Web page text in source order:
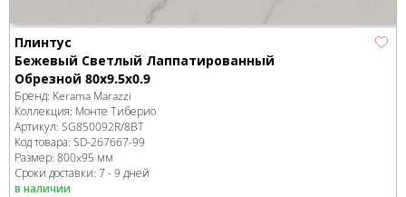
Плинтус
Бежевый Светлый Лаппатированный
Обрезной 80x9.5x0.9
Бренд: Kerama Marazzi
Коллекция: Монте Тиберио
Артикул: SG850092R/8BT
Код товара: SD-267667-99
Размер: 800x95 мм
Сроки доставки: 7 - 9 дней
в наличии